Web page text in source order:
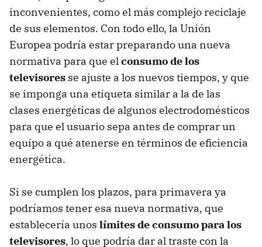
inconvenientes, como el más complejo reciclaje
de sus elementos. Con todo ello, la Unión
Europea podría estar preparando una nueva
normativa para que elconsumo de los
televisores se ajuste a los nuevos tiempos, y que
se imponga una etiqueta similar a la de las
clases energéticas de algunos electrodomésticos
para que el usuario sepa antes de comprar un
equipo a qué atenerse en términos de eficiencia
energética.
Si se cumplen los plazos, para primavera ya
podríamos tener esa nueva normativa, que
establecería unos límites de consumo para los
televisores, lo que podría dar al traste con la